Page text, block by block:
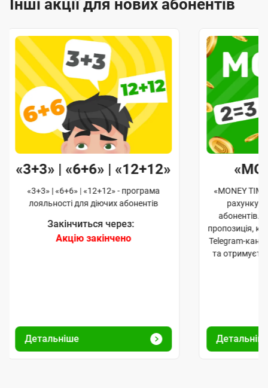
Інші акції для нових абонентів
«3+3» | «6+6» | «12+12»
«3+3» | «6+6» | «12+12» - програма
лояльності для діючих абонентів
Закінчиться через:
Акцію закінчено
Детальніше
«MONEY
рахунку
абонентів.
пропозиція,
Telegram-
та